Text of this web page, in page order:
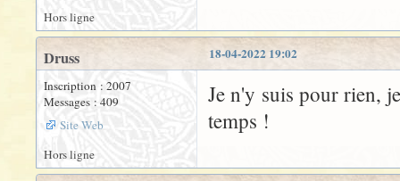
Hors ligne
18-04-2022 19:02
Druss
Inscription : 2007
Messages : 409
Site Web
Je n'y suis pour rien,
temps !
Hors ligne